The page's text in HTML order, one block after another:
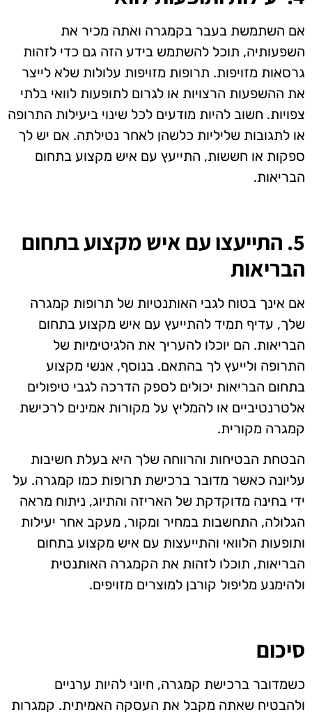
אם השתמשת בעבר בקמגרה ואתה מכיר את
השפעותיה, תוכל להשתמש בידע הזה גם כדי לזהות
גרסאות מזויפות. תרופות מזויפות עלולות שלא לייצר
את ההשפעות הרצויות או לגרום לתופעות לוואי בלתי
צפויות. חשוב להיות מודעים לכל שינוי ביעילות התרופה
או לתגובות שליליות כלשהן לאחר נטילתה. אם יש לך
ספקות או חששות, התייעץ עם איש מקצוע בתחום
הבריאות.
5. התייעצו עם איש מקצוע בתחום
הבריאות
אם אינך בטוח לגבי האותנטיות של תרופות קמגרה
שלך, עדיף תמיד להתייעץ עם איש מקצוע בתחום
הבריאות. הם יוכלו להעריך את הלגיטימיות של
התרופה ולייעץ לך בהתאם. בנוסף, אנשי מקצוע
בתחום הבריאות יכולים לספק הדרכה לגבי טיפולים
אלטרנטיביים או להמליץ על מקורות אמינים לרכישת
קמגרה מקורית.
הבטחת הבטיחות והרווחה שלך היא בעלת חשיבות
עליונה כאשר מדובר ברכישת תרופות כמו קמגרה. על
ידי בחינה מדוקדקת של האריזה והתיוג, ניתוח מראה
הגלולה, התחשבות במחיר ומקור, מעקב אחר יעילות
ותופעות הלוואי והתייעצות עם איש מקצוע בתחום
הבריאות, תוכלו לזהות את הקמגרה האותנטית
ולהימנע מליפול קורבן למוצרים מזויפים.
סיכום
כשמדובר ברכישת קמגרה, חיוני להיות ערניים
ולהבטיח שאתה מקבל את העסקה האמיתית. קמגרות